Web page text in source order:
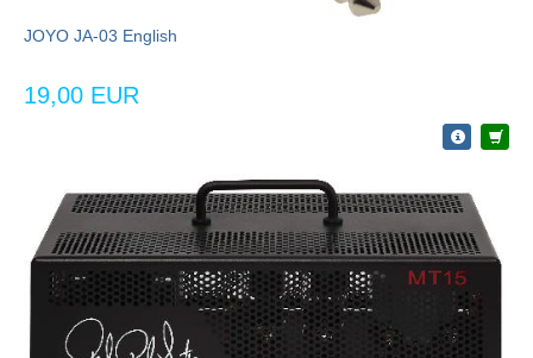
JOYO JA-03 English
19,00 EUR